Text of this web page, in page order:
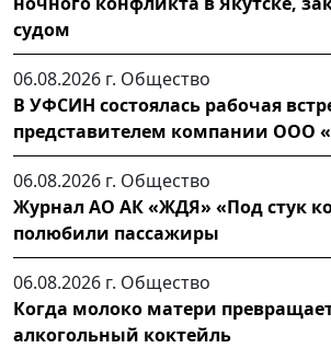
судом
06.08.2026 г. Общество
В УФСИН состоялась рабочая
представителем компании ООО
06.08.2026 г. Общество
Журнал АО АК «ЖДЯ» «Под стук
полюбили пассажиры
06.08.2026 г. Общество
Когда молоко матери
алкогольный коктейль